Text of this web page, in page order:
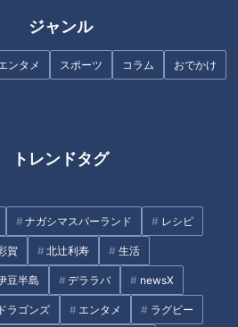
ジャンル
ンタメ スポーツ コラム おでかけ
トレンドタグ
ナガシマスパーランド レシピ
賀 北辻利寿 生活
豆半島 デララバ newsX
ドラゴンズ エンタメ ラグビー
playlist?
省会 #柳沢アナ #榊原アナ #夏目ア
式サイト
公式X(旧Twitter)